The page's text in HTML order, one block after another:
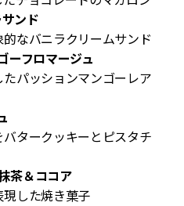
ンド
なバニラクリームサンド
ーフロマージュ
パッションマンゴーレア
タークッキーとピスタチ
茶＆ココア
した焼き菓子